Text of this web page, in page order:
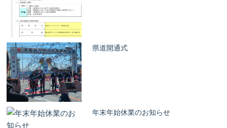
県道開通式
年末年始休業のお知らせ